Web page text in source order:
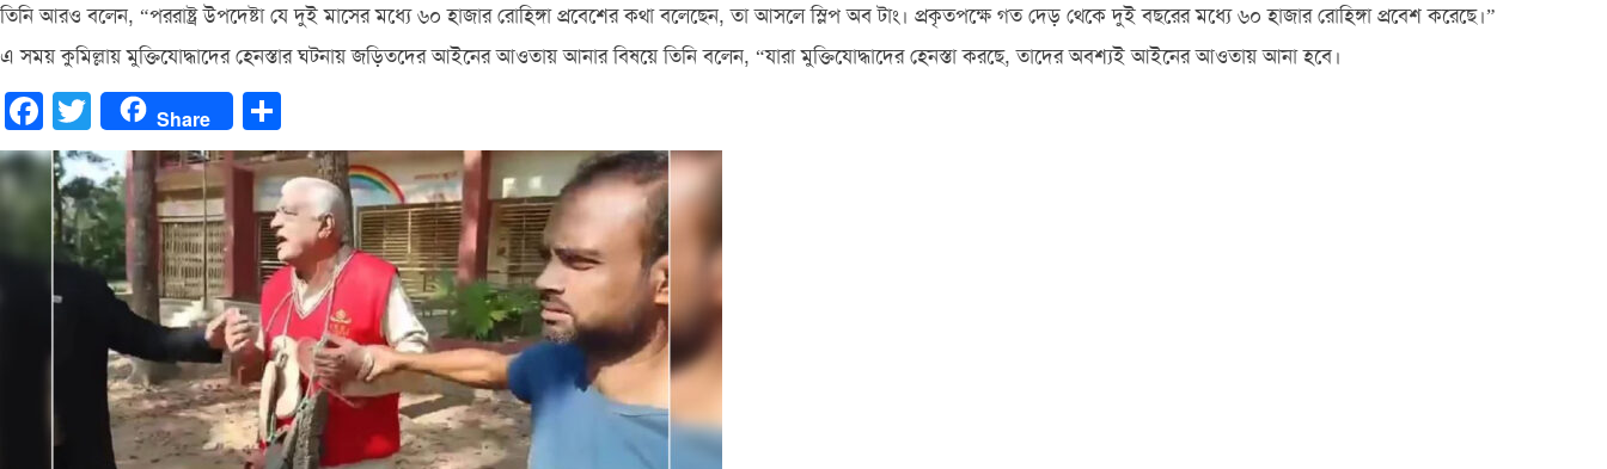
তিনি আরও বলেন, “পররাষ্ট্র উপদেষ্টা যে দুই মাসের মধ্যে ৬০ হাজার রোহিঙ্গা প্রবেশের কথা বলেছেন, তা আসলে স্লিপ অব টাং। প্রকৃতপক্ষে গত দেড় থেকে দুই বছরের মধ্যে ৬০ হাজার রোহিঙ্গা প্রবেশ করেছে।”
এ সময় কুমিল্লায় মুক্তিযোদ্ধাদের হেনস্তার ঘটনায় জড়িতদের আইনের আওতায় আনার বিষয়ে তিনি বলেন, “যারা মুক্তিযোদ্ধাদের হেনস্তা করছে, তাদের অবশ্যই আইনের আওতায় আনা হবে।
FacebookTwitter Share